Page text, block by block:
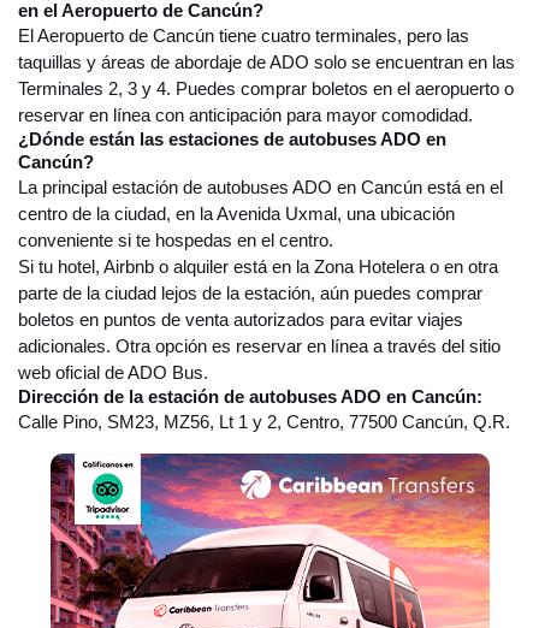
en el Aeropuerto de Cancún?
El Aeropuerto de Cancún tiene cuatro terminales, pero las
taquillas y áreas de abordaje de ADO solo se encuentran en las
Terminales 2, 3 y 4. Puedes comprar boletos en el aeropuerto o
reservar en línea con anticipación para mayor comodidad.
¿Dónde están las estaciones de autobuses ADO en
Cancún?
La principal estación de autobuses ADO en Cancún está en el
centro de la ciudad, en la Avenida Uxmal, una ubicación
conveniente si te hospedas en el centro.
Si tu hotel, Airbnb o alquiler está en la Zona Hotelera o en otra
parte de la ciudad lejos de la estación, aún puedes comprar
boletos en puntos de venta autorizados para evitar viajes
adicionales. Otra opción es reservar en línea a través del sitio
web oficial de ADO Bus.
Dirección de la estación de autobuses ADO en Cancún:
Calle Pino, SM23, MZ56, Lt 1 y 2, Centro, 77500 Cancún, Q.R.